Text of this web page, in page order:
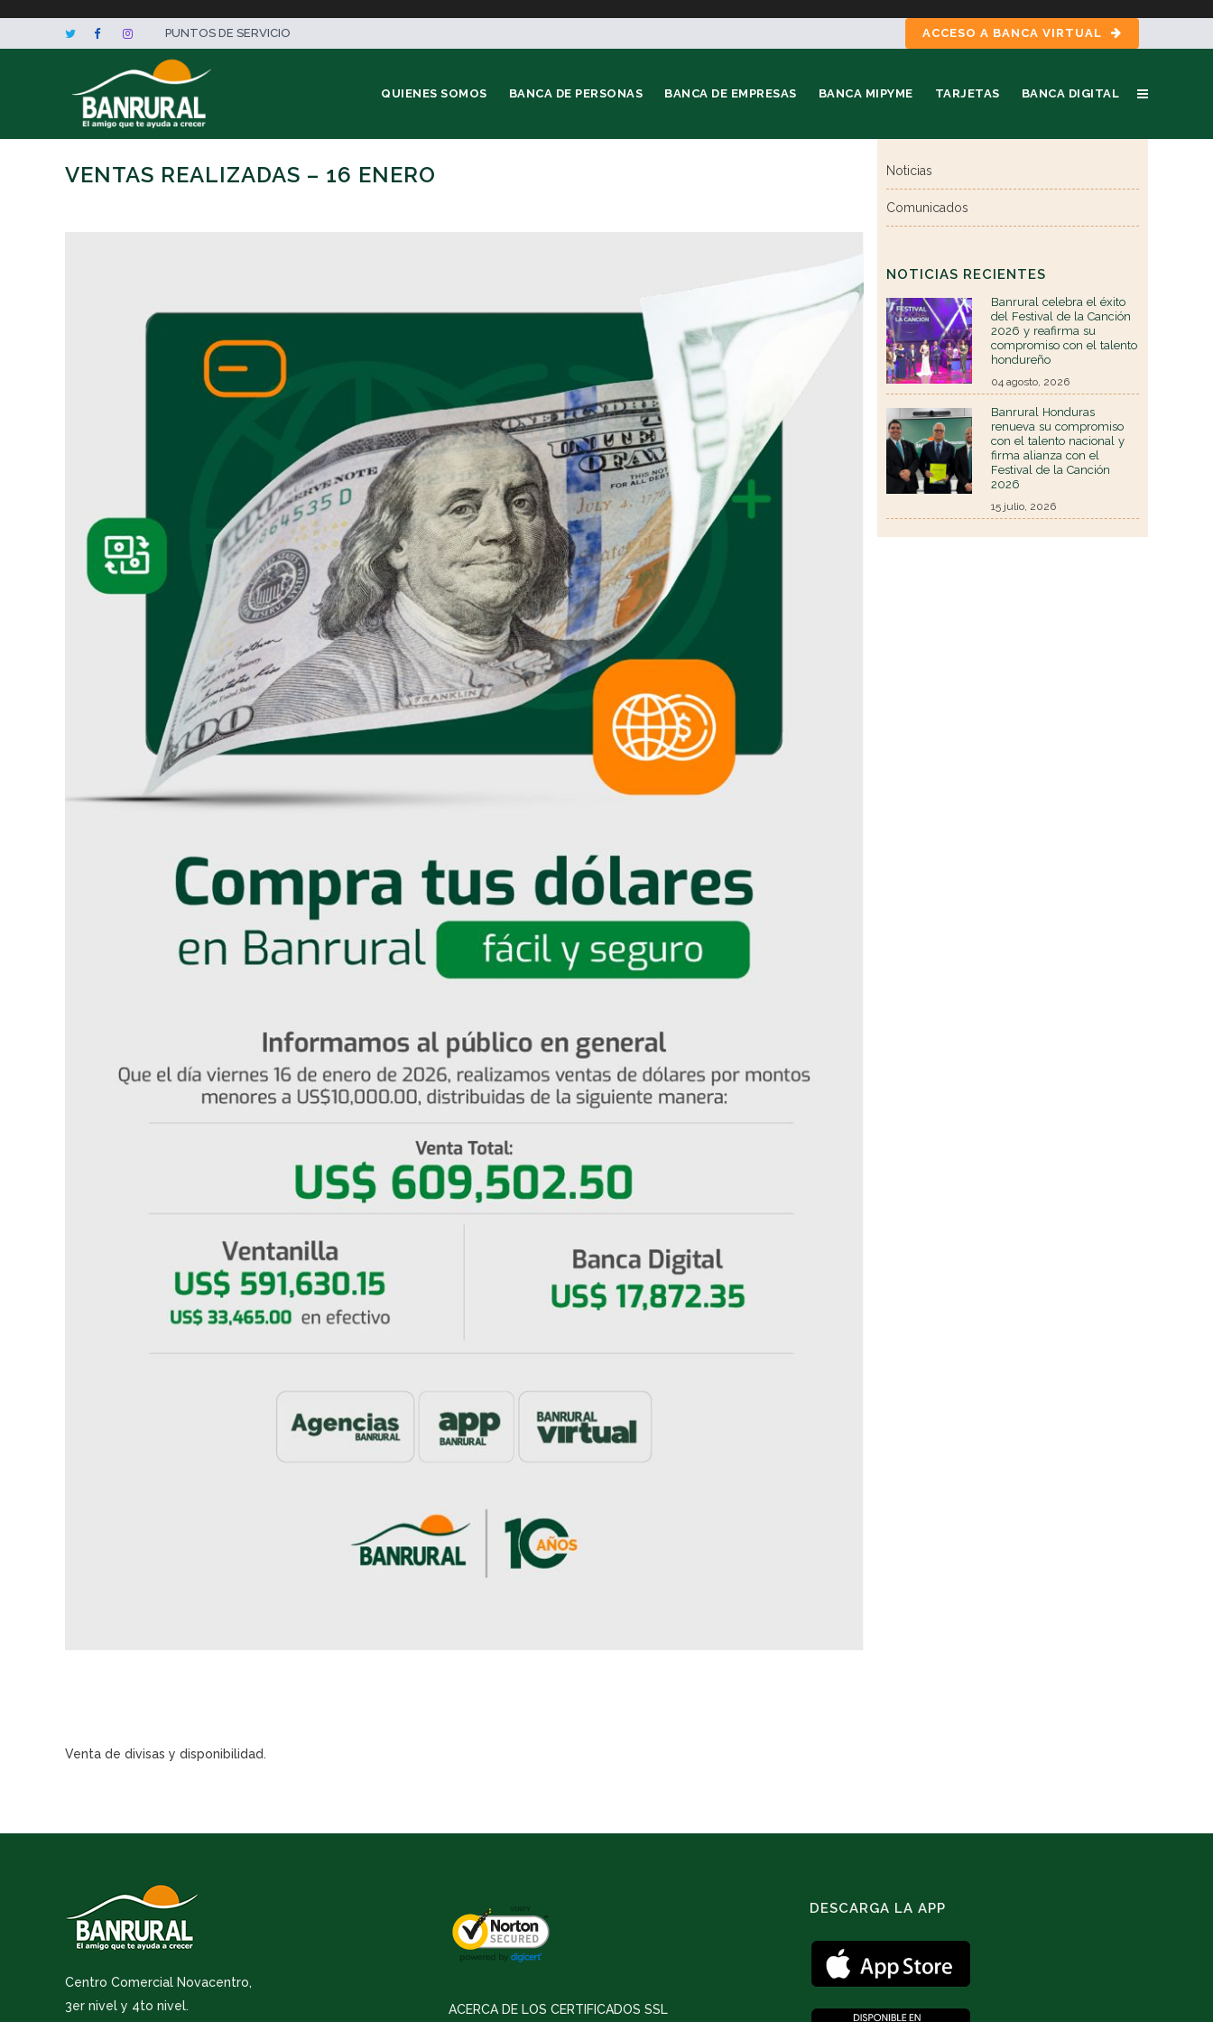
PUNTOS DE SERVICIO ACCESO A BANCA VIRTUAL
QUIENES SOMOS BANCA DE PERSONAS BANCA DE EMPRESAS BANCA MIPYME TARJETAS BANCA DIGITAL
VENTAS REALIZADAS – 16 ENERO
Venta de divisas y disponibilidad.
Noticias
Comunicados
NOTICIAS RECIENTES
Banrural celebra el éxito
del Festival de la Canción
2026 y reafirma su
compromiso con el talento
hondureño
04 agosto, 2026
Banrural Honduras
renueva su compromiso
con el talento nacional y
firma alianza con el
Festival de la Canción
2026
15 julio, 2026
Centro Comercial Novacentro,
3er nivel y 4to nivel.
ACERCA DE LOS CERTIFICADOS SSL
DESCARGA LA APP